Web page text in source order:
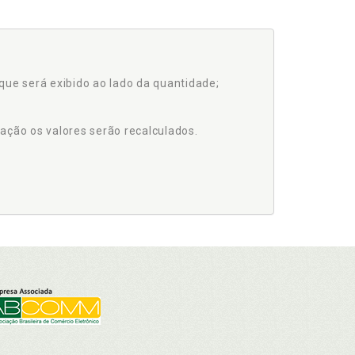
será exibido ao lado da quantidade;
os valores serão recalculados.